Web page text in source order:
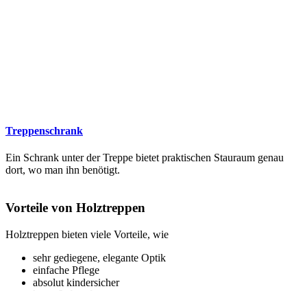
Treppenschrank
Ein Schrank unter der Treppe bietet praktischen Stauraum genau
dort, wo man ihn benötigt.
Vorteile von Holztreppen
Holztreppen bieten viele Vorteile, wie
sehr gediegene, elegante Optik
einfache Pflege
absolut kindersicher